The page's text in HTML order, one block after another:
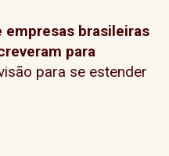
empresas brasileiras
para
para se estender